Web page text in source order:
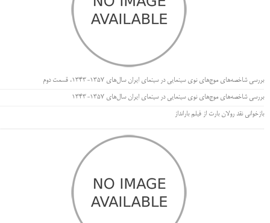
بررسی شاخصه‌های موج‌های نوی سینمایی در سینمای ایران سال‌های 1357-1343، قسمت دوم
بررسی شاخصه‌های موج‌های نوی سینمایی در سینمای ایران سال‌های 1357-1343
بازخوانی نقد رولان بارت از فیلم بارانداز